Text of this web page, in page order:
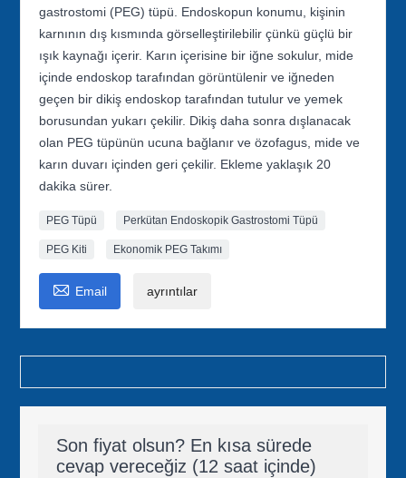
gastrostomi (PEG) tüpü. Endoskopun konumu, kişinin
karnının dış kısmında görselleştirilebilir çünkü güçlü bir
ışık kaynağı içerir. Karın içerisine bir iğne sokulur, mide
içinde endoskop tarafından görüntülenir ve iğneden
geçen bir dikiş endoskop tarafından tutulur ve yemek
borusundan yukarı çekilir. Dikiş daha sonra dışlanacak
olan PEG tüpünün ucuna bağlanır ve özofagus, mide ve
karın duvarı içinden geri çekilir. Ekleme yaklaşık 20
dakika sürer.
PEG Tüpü Perkütan Endoskopik Gastrostomi Tüpü
PEG Kiti Ekonomik PEG Takımı
 Email ayrıntılar
Son fiyat olsun? En kısa sürede
cevap vereceğiz (12 saat içinde)